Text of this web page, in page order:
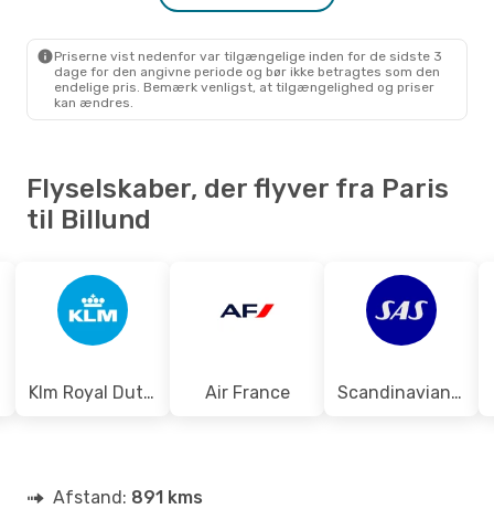
Priserne vist nedenfor var tilgængelige inden for de sidste 3
dage for den angivne periode og bør ikke betragtes som den
endelige pris. Bemærk venligst, at tilgængelighed og priser
kan ændres.
Flyselskaber, der flyver fra Paris
til Billund
Klm Royal Dutch Airlines Air France Scandinavian Airlines
Afstand: 891 kms